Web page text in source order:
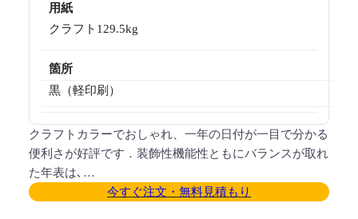
用紙
クラフト129.5kg
箇所
黒（軽印刷）
クラフトカラーでおしゃれ、一年の日付が一目で分かる
便利さが好評です．装飾性機能性ともにバランスが取れ
た年表は､…
今すぐ注文・無料見積もり